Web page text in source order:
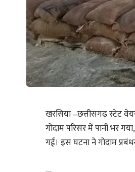
खरसिया –छत्तीसगढ़ स्टेट
गोदाम परिसर में पानी भर
गई। इस घटना ने गोदाम